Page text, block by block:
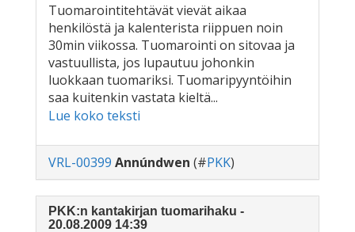
Tuomarointitehtävät vievät aikaa
henkilöstä ja kalenterista riippuen noin
30min viikossa. Tuomarointi on sitovaa ja
vastuullista, jos lupautuu johonkin
luokkaan tuomariksi. Tuomaripyyntöihin
saa kuitenkin vastata kieltä...
Lue koko teksti
VRL-00399 Annúndwen (#PKK)
PKK:n kantakirjan tuomarihaku -
20.08.2009 14:39